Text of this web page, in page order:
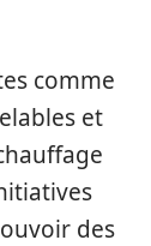
comme
et
des